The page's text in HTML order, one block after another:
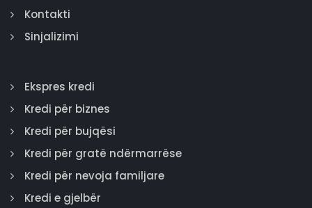
Kontakti
Sinjalizimi
Ekspres kredi
Kredi për biznes
Kredi për bujqësi
Kredi për gratë ndërmarrëse
Kredi për nevoja familjare
Kredi e gjelbër